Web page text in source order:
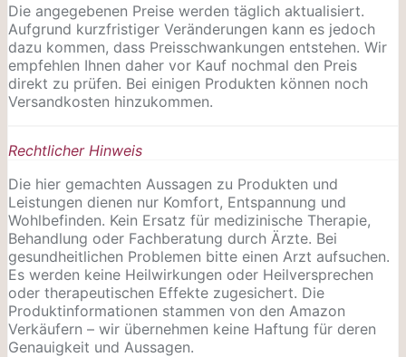
Die angegebenen Preise werden täglich aktualisiert.
Aufgrund kurzfristiger Veränderungen kann es jedoch
dazu kommen, dass Preisschwankungen entstehen. Wir
empfehlen Ihnen daher vor Kauf nochmal den Preis
direkt zu prüfen. Bei einigen Produkten können noch
Versandkosten hinzukommen.
Rechtlicher Hinweis
Die hier gemachten Aussagen zu Produkten und
Leistungen dienen nur Komfort, Entspannung und
Wohlbefinden. Kein Ersatz für medizinische Therapie,
Behandlung oder Fachberatung durch Ärzte. Bei
gesundheitlichen Problemen bitte einen Arzt aufsuchen.
Es werden keine Heilwirkungen oder Heilversprechen
oder therapeutischen Effekte zugesichert. Die
Produktinformationen stammen von den Amazon
Verkäufern – wir übernehmen keine Haftung für deren
Genauigkeit und Aussagen.